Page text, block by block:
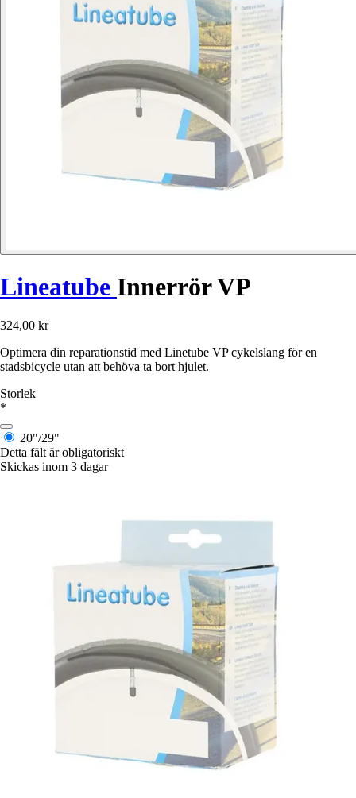
Lineatube Innerrör VP
324,00 kr
Optimera din reparationstid med Linetube VP cykelslang för en
stadsbicycle utan att behöva ta bort hjulet.
Storlek
*
20"/29"
Detta fält är obligatoriskt
Skickas inom 3 dagar